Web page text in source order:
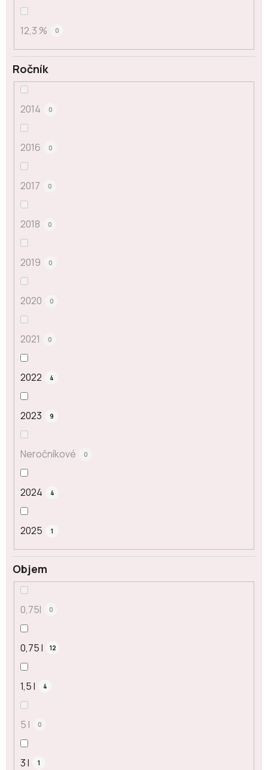
12,3 % 0
Ročník
2014 0
2016 0
2017 0
2018 0
2019 0
2020 0
2021 0
2022 4
2023 9
Neročníkové 0
2024 4
2025 1
Objem
0,75l 0
0,75 l 12
1,5 l 4
5 l 0
3 l 1